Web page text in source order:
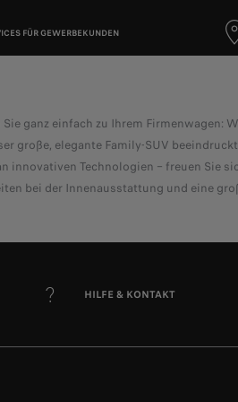
FÜR GEWERBEKUNDEN
ganz einfach zu Ihrem Firmenwagen:
große, elegante Family-SUV
innovativen Technologien – freuen Sie
bei der Innenausstattung und eine
HILFE & KONTAKT